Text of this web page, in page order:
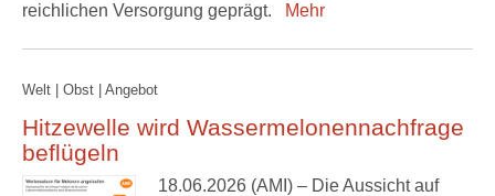
reichlichen Versorgung geprägt.
Mehr
Welt | Obst | Angebot
Hitzewelle wird Wassermelonennachfrage
beflügeln
18.06.2026 (AMI) – Die Aussicht auf